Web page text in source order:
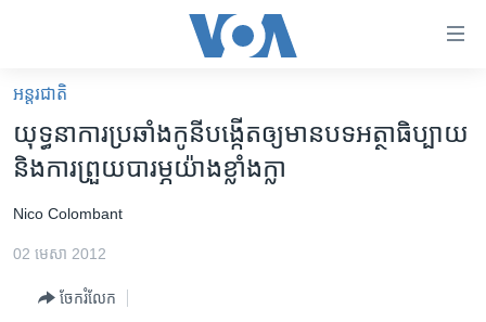
គេហទំព័រ​
ទាក់ទង
រំលង​
និង​
ទំព័រ​
អន្តរជាតិ
កម្ពុជាច្នៃប្រតិដ្ឋ
អន្តរជាតិ
យុទ្ធនាការ​ប្រឆាំង​​កូនី​បង្កើត​ឲ្យ​មាន​បទអត្ថាធិប្បាយ​
និង​​ការ​ព្រួយ​បារម្ភ​​​យ៉ាង​ខ្លាំងក្លា
Nico Colombant
02 មេសា 2012
ចែករំលែក